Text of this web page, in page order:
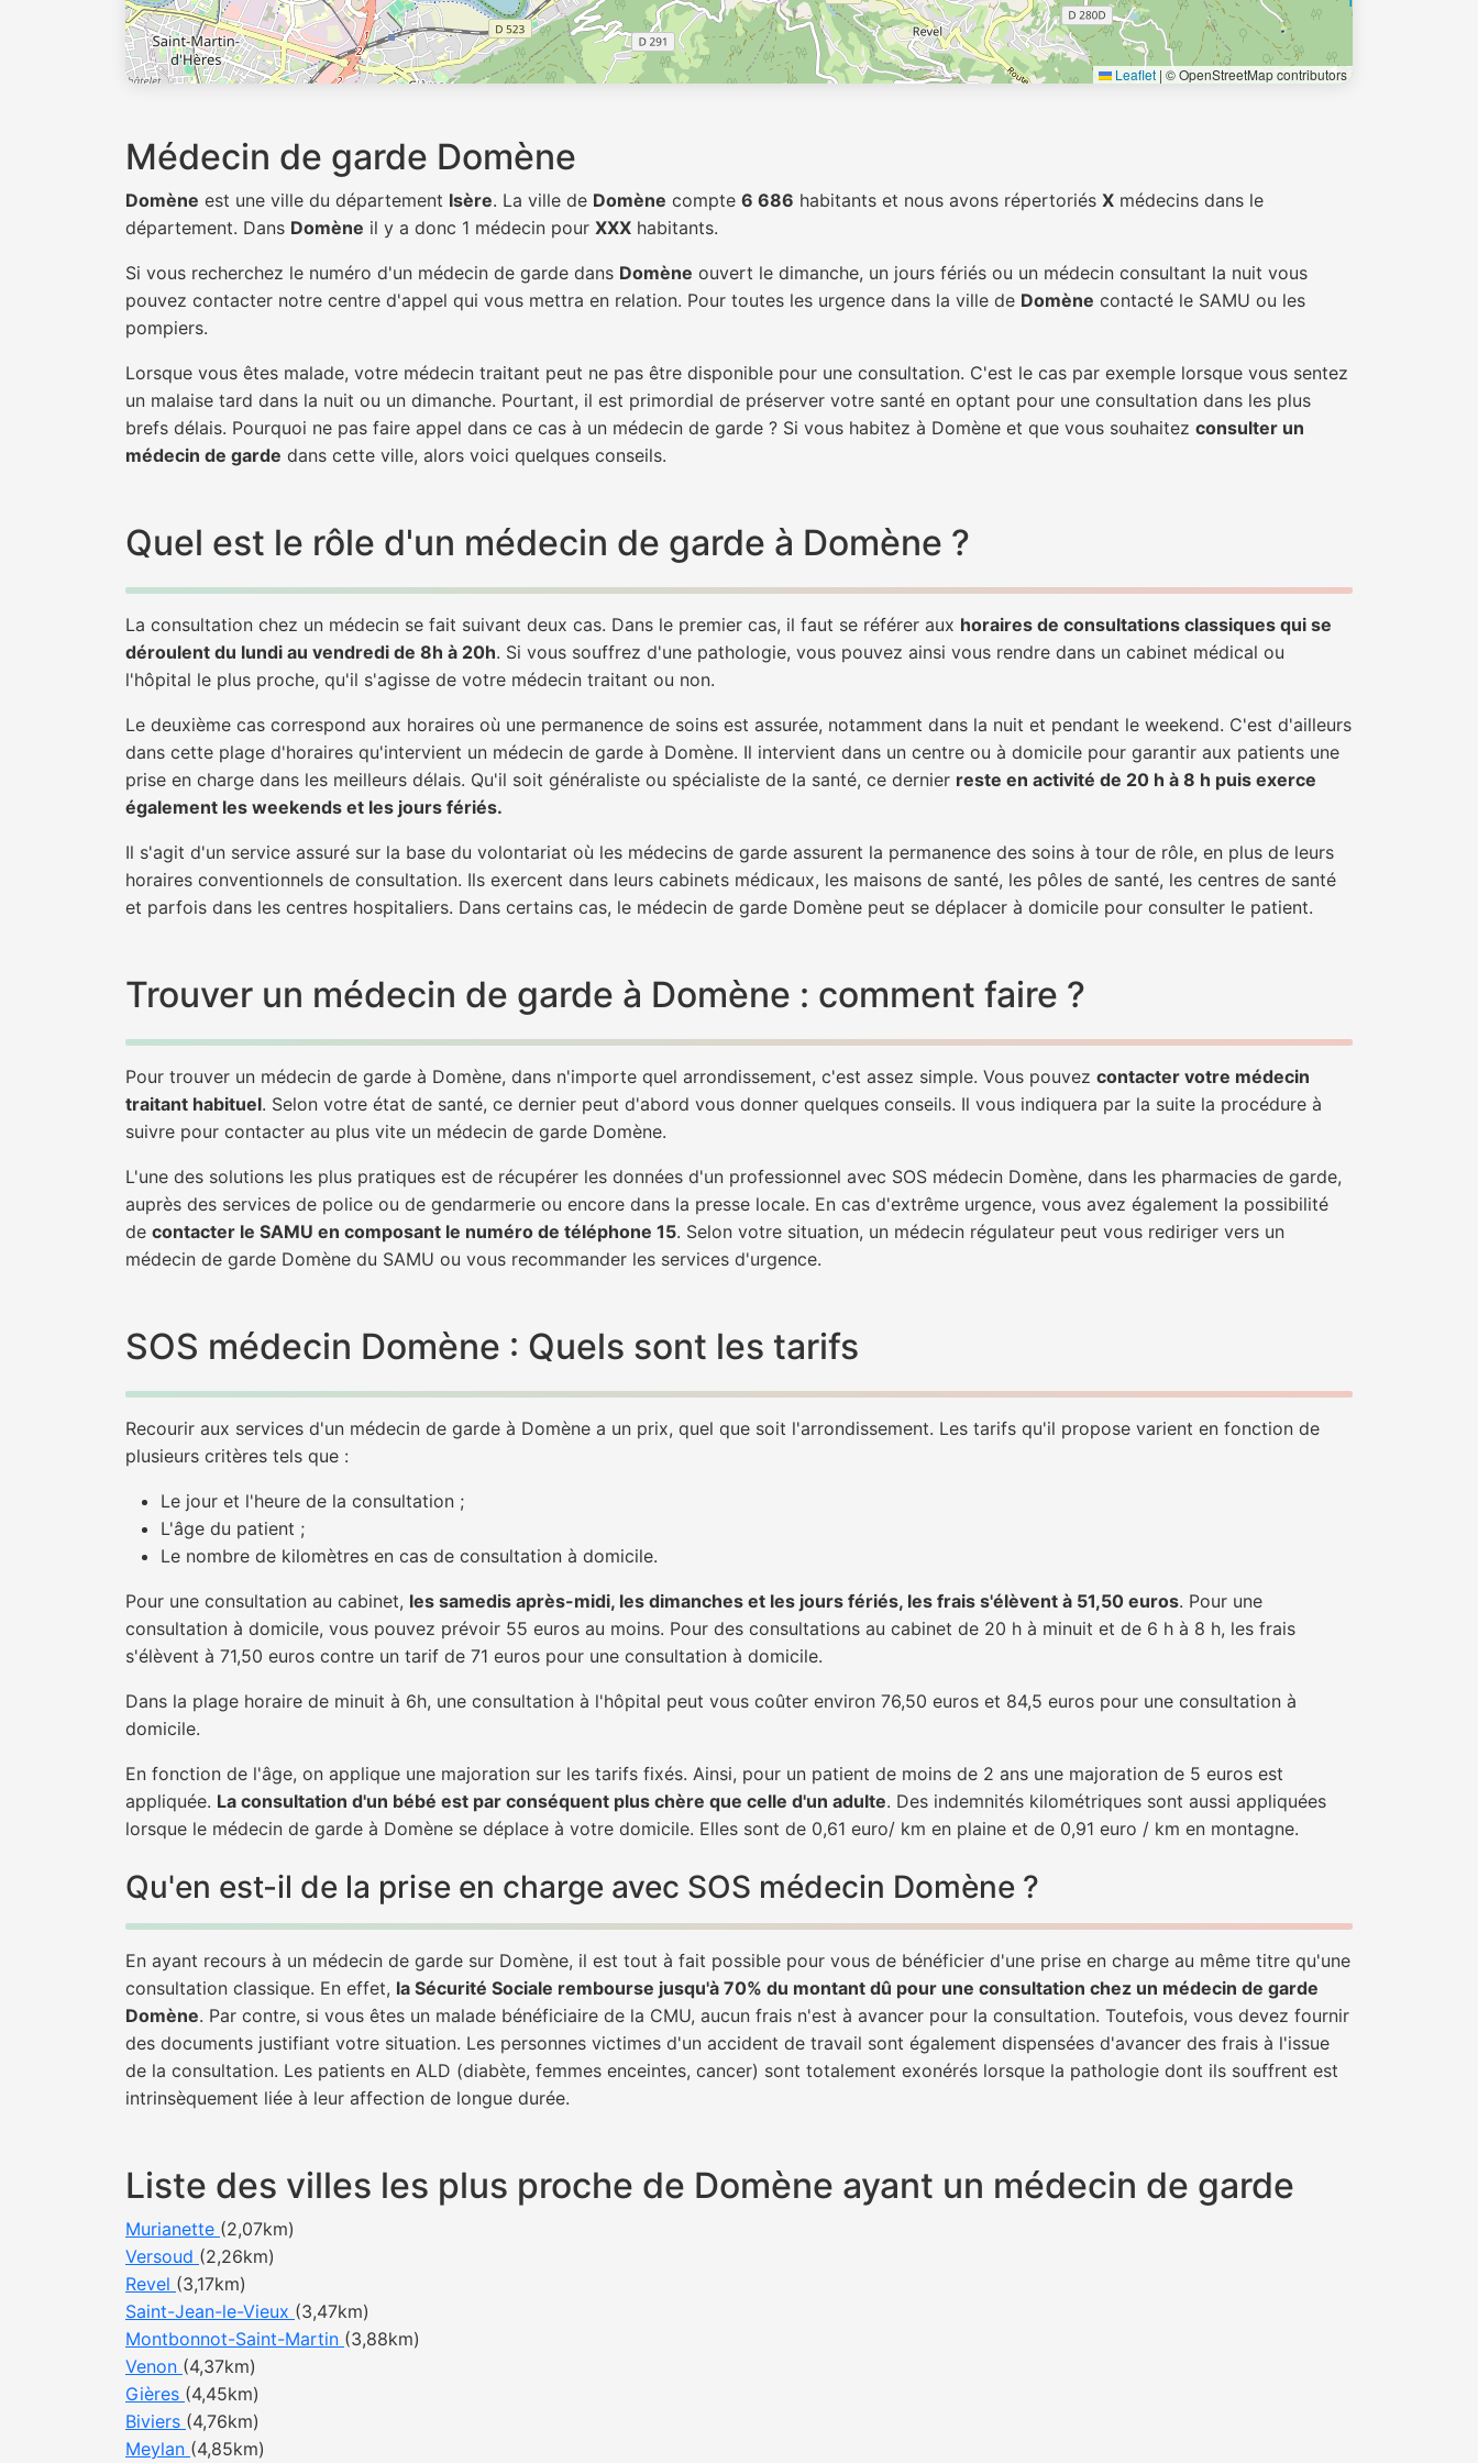
Leaflet | © OpenStreetMap contributors
Médecin de garde Domène
Domène est une ville du département Isère. La ville de Domène compte 6 686 habitants et nous avons répertoriés X médecins dans le
département. Dans Domène il y a donc 1 médecin pour XXX habitants.
Si vous recherchez le numéro d'un médecin de garde dans Domène ouvert le dimanche, un jours fériés ou un médecin consultant la nuit vous
pouvez contacter notre centre d'appel qui vous mettra en relation. Pour toutes les urgence dans la ville de Domène contacté le SAMU ou les
pompiers.
Lorsque vous êtes malade, votre médecin traitant peut ne pas être disponible pour une consultation. C'est le cas par exemple lorsque vous sentez
un malaise tard dans la nuit ou un dimanche. Pourtant, il est primordial de préserver votre santé en optant pour une consultation dans les plus
brefs délais. Pourquoi ne pas faire appel dans ce cas à un médecin de garde ? Si vous habitez à Domène et que vous souhaitez consulter un
médecin de garde dans cette ville, alors voici quelques conseils.
Quel est le rôle d'un médecin de garde à Domène ?
La consultation chez un médecin se fait suivant deux cas. Dans le premier cas, il faut se référer aux horaires de consultations classiques qui se
déroulent du lundi au vendredi de 8h à 20h. Si vous souffrez d'une pathologie, vous pouvez ainsi vous rendre dans un cabinet médical ou
l'hôpital le plus proche, qu'il s'agisse de votre médecin traitant ou non.
Le deuxième cas correspond aux horaires où une permanence de soins est assurée, notamment dans la nuit et pendant le weekend. C'est d'ailleurs
dans cette plage d'horaires qu'intervient un médecin de garde à Domène. Il intervient dans un centre ou à domicile pour garantir aux patients une
prise en charge dans les meilleurs délais. Qu'il soit généraliste ou spécialiste de la santé, ce dernier reste en activité de 20 h à 8 h puis exerce
également les weekends et les jours fériés.
Il s'agit d'un service assuré sur la base du volontariat où les médecins de garde assurent la permanence des soins à tour de rôle, en plus de leurs
horaires conventionnels de consultation. Ils exercent dans leurs cabinets médicaux, les maisons de santé, les pôles de santé, les centres de santé
et parfois dans les centres hospitaliers. Dans certains cas, le médecin de garde Domène peut se déplacer à domicile pour consulter le patient.
Trouver un médecin de garde à Domène : comment faire ?
Pour trouver un médecin de garde à Domène, dans n'importe quel arrondissement, c'est assez simple. Vous pouvez contacter votre médecin
traitant habituel. Selon votre état de santé, ce dernier peut d'abord vous donner quelques conseils. Il vous indiquera par la suite la procédure à
suivre pour contacter au plus vite un médecin de garde Domène.
L'une des solutions les plus pratiques est de récupérer les données d'un professionnel avec SOS médecin Domène, dans les pharmacies de garde,
auprès des services de police ou de gendarmerie ou encore dans la presse locale. En cas d'extrême urgence, vous avez également la possibilité
de contacter le SAMU en composant le numéro de téléphone 15. Selon votre situation, un médecin régulateur peut vous rediriger vers un
médecin de garde Domène du SAMU ou vous recommander les services d'urgence.
SOS médecin Domène : Quels sont les tarifs
Recourir aux services d'un médecin de garde à Domène a un prix, quel que soit l'arrondissement. Les tarifs qu'il propose varient en fonction de
plusieurs critères tels que :
Le jour et l'heure de la consultation ;
L'âge du patient ;
Le nombre de kilomètres en cas de consultation à domicile.
Pour une consultation au cabinet, les samedis après-midi, les dimanches et les jours fériés, les frais s'élèvent à 51,50 euros. Pour une
consultation à domicile, vous pouvez prévoir 55 euros au moins. Pour des consultations au cabinet de 20 h à minuit et de 6 h à 8 h, les frais
s'élèvent à 71,50 euros contre un tarif de 71 euros pour une consultation à domicile.
Dans la plage horaire de minuit à 6h, une consultation à l'hôpital peut vous coûter environ 76,50 euros et 84,5 euros pour une consultation à
domicile.
En fonction de l'âge, on applique une majoration sur les tarifs fixés. Ainsi, pour un patient de moins de 2 ans une majoration de 5 euros est
appliquée. La consultation d'un bébé est par conséquent plus chère que celle d'un adulte. Des indemnités kilométriques sont aussi appliquées
lorsque le médecin de garde à Domène se déplace à votre domicile. Elles sont de 0,61 euro/ km en plaine et de 0,91 euro / km en montagne.
Qu'en est-il de la prise en charge avec SOS médecin Domène ?
En ayant recours à un médecin de garde sur Domène, il est tout à fait possible pour vous de bénéficier d'une prise en charge au même titre qu'une
consultation classique. En effet, la Sécurité Sociale rembourse jusqu'à 70% du montant dû pour une consultation chez un médecin de garde
Domène. Par contre, si vous êtes un malade bénéficiaire de la CMU, aucun frais n'est à avancer pour la consultation. Toutefois, vous devez fournir
des documents justifiant votre situation. Les personnes victimes d'un accident de travail sont également dispensées d'avancer des frais à l'issue
de la consultation. Les patients en ALD (diabète, femmes enceintes, cancer) sont totalement exonérés lorsque la pathologie dont ils souffrent est
intrinsèquement liée à leur affection de longue durée.
Liste des villes les plus proche de Domène ayant un médecin de garde
Murianette (2,07km)
Versoud (2,26km)
Revel (3,17km)
Saint-Jean-le-Vieux (3,47km)
Montbonnot-Saint-Martin (3,88km)
Venon (4,37km)
Gières (4,45km)
Biviers (4,76km)
Meylan (4,85km)